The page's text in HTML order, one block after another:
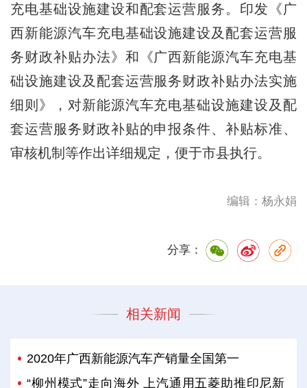
充电基础设施建设和配套运营服务。印发《广
西新能源汽车充电基础设施建设及配套运营服
务财政补贴办法》和《广西新能源汽车充电基
础设施建设及配套运营服务财政补贴办法实施
细则》，对新能源汽车充电基础设施建设及配
套运营服务财政补贴的申报条件、补贴标准、
审核机制等作出详细规定，便于市县执行。
编辑：杨永娟
分享：
相关新闻
2020年广西新能源汽车产销量全国第一
“柳州模式”走向海外 上汽通用五菱助推印尼新